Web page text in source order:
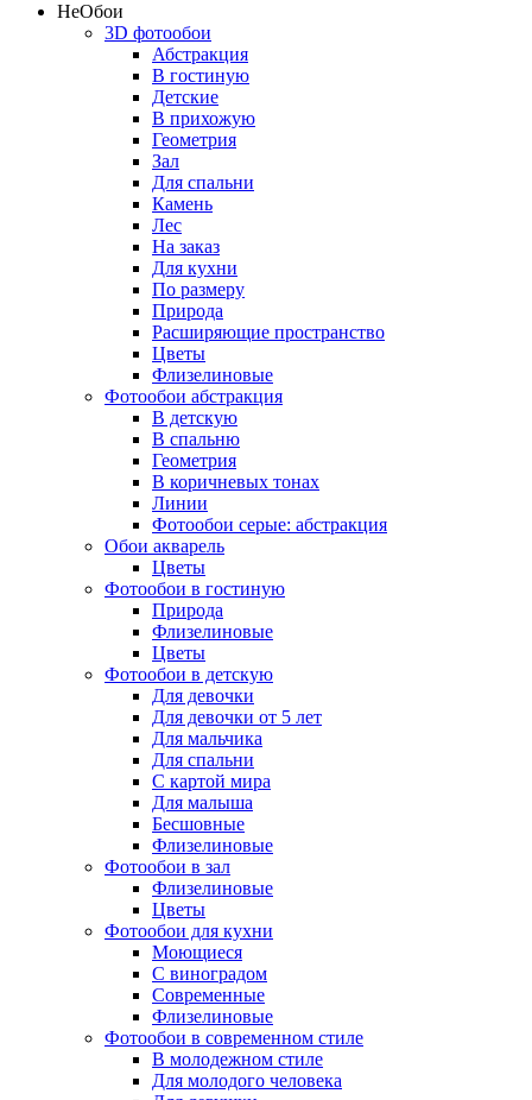
НеОбои
3D фотообои
Абстракция
В гостиную
Детские
В прихожую
Геометрия
Зал
Для спальни
Камень
Лес
На заказ
Для кухни
По размеру
Природа
Расширяющие пространство
Цветы
Флизелиновые
Фотообои абстракция
В детскую
В спальню
Геометрия
В коричневых тонах
Линии
Фотообои серые: абстракция
Обои акварель
Цветы
Фотообои в гостиную
Природа
Флизелиновые
Цветы
Фотообои в детскую
Для девочки
Для девочки от 5 лет
Для мальчика
Для спальни
С картой мира
Для малыша
Бесшовные
Флизелиновые
Фотообои в зал
Флизелиновые
Цветы
Фотообои для кухни
Моющиеся
С виноградом
Современные
Флизелиновые
Фотообои в современном стиле
В молодежном стиле
Для молодого человека